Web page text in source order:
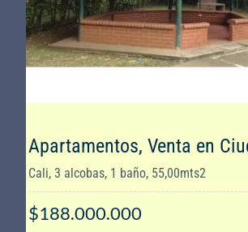
Apartamentos, Venta en
Cali, 3 alcobas, 1 baño, 55,00mts2
$188.000.000